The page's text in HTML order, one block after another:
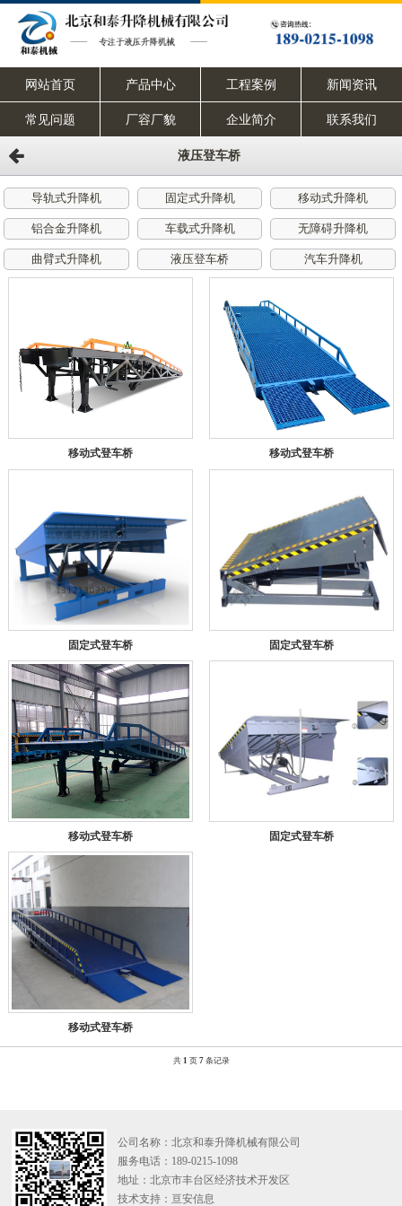
网站首页 产品中心 工程案例 新闻资讯
常见问题 厂容厂貌 企业简介 联系我们
液压登车桥
导轨式升降机 固定式升降机 移动式升降机
铝合金升降机 车载式升降机 无障碍升降机
曲臂式升降机 液压登车桥 汽车升降机
移动式登车桥 移动式登车桥
固定式登车桥 固定式登车桥
移动式登车桥 固定式登车桥
移动式登车桥
共 1 页 7 条记录
公司名称：北京和泰升降机械有限公司
服务电话：189-0215-1098
地址：北京市丰台区经济技术开发区
技术支持： 亘安信息